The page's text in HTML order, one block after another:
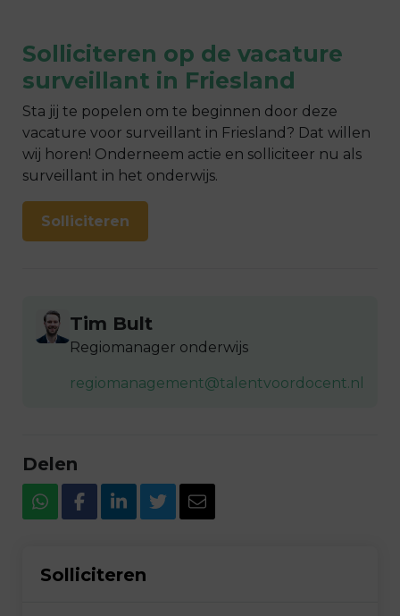
Solliciteren op de vacature
surveillant in Friesland
Sta jij te popelen om te beginnen door deze
vacature voor surveillant in Friesland ? Dat willen
wij horen! Onderneem actie en solliciteer nu als
surveillant in het onderwijs.
Solliciteren
Tim Bult
Regiomanager onderwijs
regiomanagement@talentvoordocent.nl
Delen
Solliciteren